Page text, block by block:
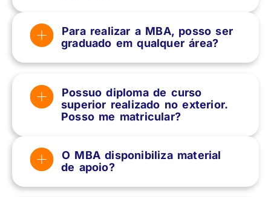
Para realizar a MBA, posso ser
graduado em qualquer área?
Possuo diploma de curso
superior realizado no exterior.
Posso me matricular?
O MBA disponibiliza material
de apoio?